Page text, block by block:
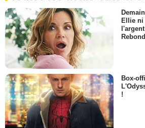
Ellie ni
Box-
!